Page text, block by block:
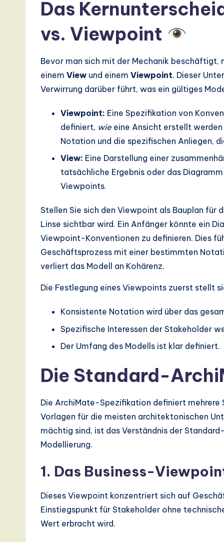
ft
w
In
Das
vs. Viewpoint
Bevor man sich mit der Mechanik beschäftigt,
einem View und einem Viewpoint. Dieser
Verwirrung darüber führt, was ein gültiges
Viewpoint: Eine Spezifikation von
definiert, wie eine Ansicht erstellt
Notation und die spezifischen Anliegen,
View: Eine Darstellung einer
tatsächliche Ergebnis oder das
Viewpoints.
Stellen Sie sich den Viewpoint als Bauplan für
Linse sichtbar wird. Ein Anfänger könnte ein
Viewpoint-Konventionen zu definieren. Dies
Geschäftsprozess mit einer bestimmten
verliert das Modell an Kohärenz.
Die Festlegung eines Viewpoints zuerst stellt
Konsistente Notation wird über das
Spezifische Interessen der Stakeholder
Der Umfang des Modells ist klar definiert.
Die Standard-
Die ArchiMate-Spezifikation definiert
Vorlagen für die meisten architektonischen
mächtig sind, ist das Verständnis der
Modellierung.
1. Das Business-
Dieses Viewpoint konzentriert sich auf
Einstiegspunkt für Stakeholder ohne
Wert erbracht wird.